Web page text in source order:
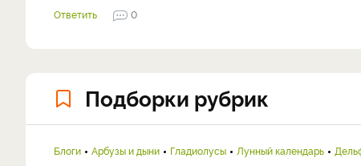
Ответить 0
Подборки рубрик
Блоги Арбузы и дыни Гладиолусы Лунный календарь